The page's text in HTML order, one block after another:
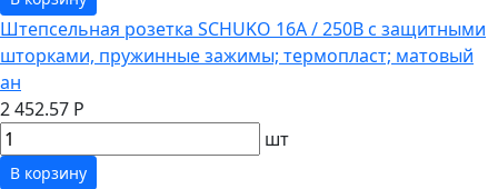
Штепсельная розетка SCHUKO 16А / 250В с защитными
шторками, пружинные зажимы; термопласт; матовый
ан
2 452.57 Р
шт
В корзину